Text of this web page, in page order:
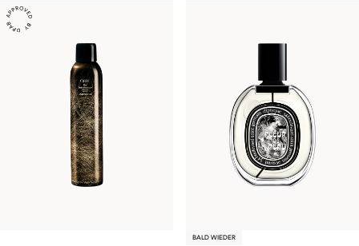
BALD WIEDER